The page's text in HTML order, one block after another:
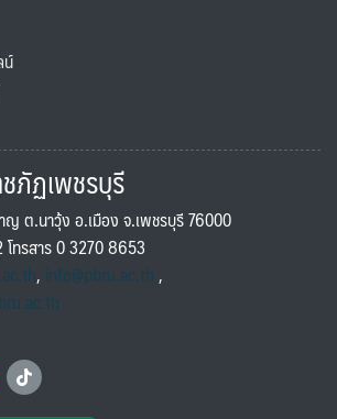
ภัฏเพชรบุรี
ญ ต.นาวุ้ง อ.เมือง จ.เพชรบุรี 76000
ทรสาร 0 3270 8653
, info@pbru.ac.th,